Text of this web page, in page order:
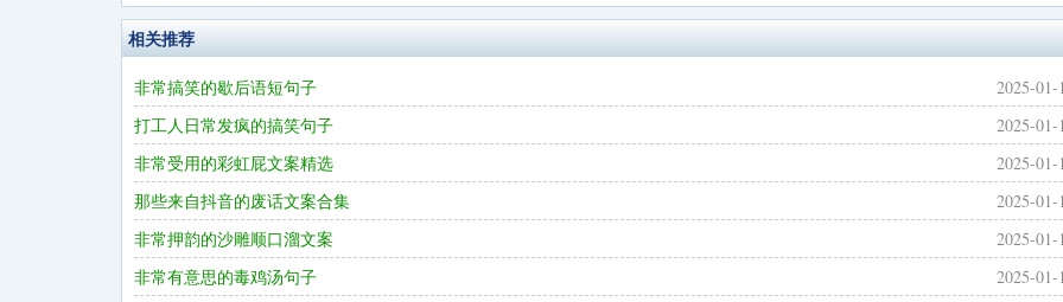
相关推荐
2025-01-
非常搞笑的歇后语短句子
2025-01-
打工人日常发疯的搞笑句子
2025-01-
非常受用的彩虹屁文案精选
2025-01-
那些来自抖音的废话文案合集
2025-01-
非常押韵的沙雕顺口溜文案
2025-01-
非常有意思的毒鸡汤句子